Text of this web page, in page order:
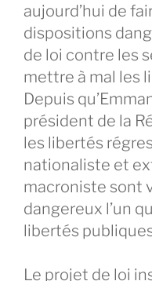
aujourd’hui de
dispositions
de loi contre les
mettre à mal les
Depuis
président de la
les libertés
nationaliste et
macroniste sont
dangereux l’un
libertés
Le projet de loi